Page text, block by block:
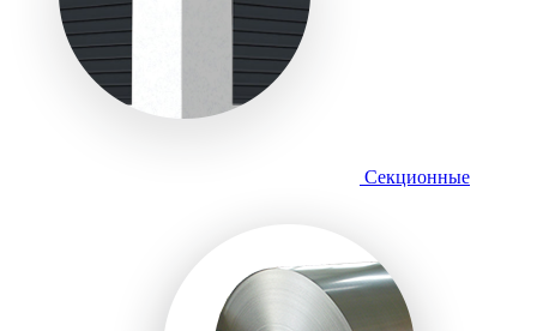
Секционные